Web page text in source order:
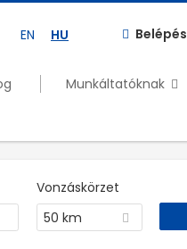
EN HU Belépés
Munkáltatóknak
Vonzáskörzet
50 km